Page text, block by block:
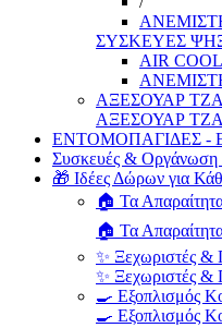
ΣΥΣΚΕΥΕΣ
AIR
ΑΞΕΣΟΥΑΡ
ΑΞΕΣΟΥΑΡ
ΕΝΤΟΜΟΠΑΓΙΔΕΣ
Συσκευές & Οργάνωση
🎁 Ιδέες Δώρων για
🏠 Τα
🏠 Τα
✨ Ξεχωριστές &
✨ Ξεχωριστές &
🍳 Εξοπλισμός
🍳 Εξοπλισμός